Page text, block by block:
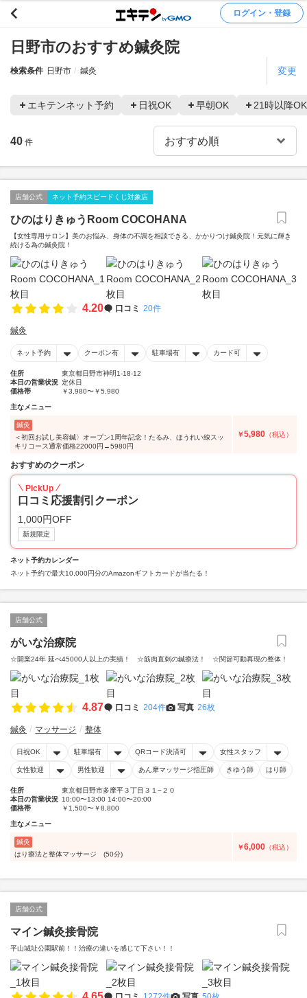
ログイン・登録
日野市のおすすめ鍼灸院
検索条件 日野市 鍼灸 変更
エキテンネット予約 日祝OK 早朝OK 21時以降OK
40 件
店舗公式 ネット予約スピードくじ対象店
ひのはりきゅうRoom COCOHANA
【女性専用サロン】美のお悩み、身体の不調を相談できる、かかりつけ鍼灸院！元気に輝き
続ける為の鍼灸院！
4.20 口コミ 20件
鍼灸
ネット予約 クーポン有 駐車場有 カード可
住所
東京都日野市神明1-18-12
本日の営業状況 定休日
価格帯
￥3,980〜￥5,980
主なメニュー
鍼灸
＜初回お試し美容鍼〉オープン1周年記念！たるみ、ほうれい線スッ
キリコース通常価格22000円→5980円
￥5,980 （税込）
おすすめのクーポン
PickUp
口コミ応援割引クーポン
1,000円OFF
新規限定
ネット予約カレンダー
ネット予約で最大10,000円分のAmazonギフトカードが当たる！
店舗公式
がいな治療院
☆開業24年 延べ45000人以上の実績！ ☆筋肉直刺の鍼療法！ ☆関節可動再現の整体！
4.87 口コミ 204件 写真 26枚
鍼灸 マッサージ 整体
日祝OK 駐車場有 QRコード決済可 女性スタッフ
女性歓迎 男性歓迎 あん摩マッサージ指圧師 きゆう師 はり師
住所
東京都日野市多摩平３丁目３１−２０
本日の営業状況 10:00〜13:00 14:00〜20:00
価格帯
￥1,500〜￥8,800
主なメニュー
鍼灸
はり療法と整体マッサージ (50分)
￥6,000 （税込）
店舗公式
マイン鍼灸接骨院
平山城址公園駅前！！治療の違いを感じて下さい！！